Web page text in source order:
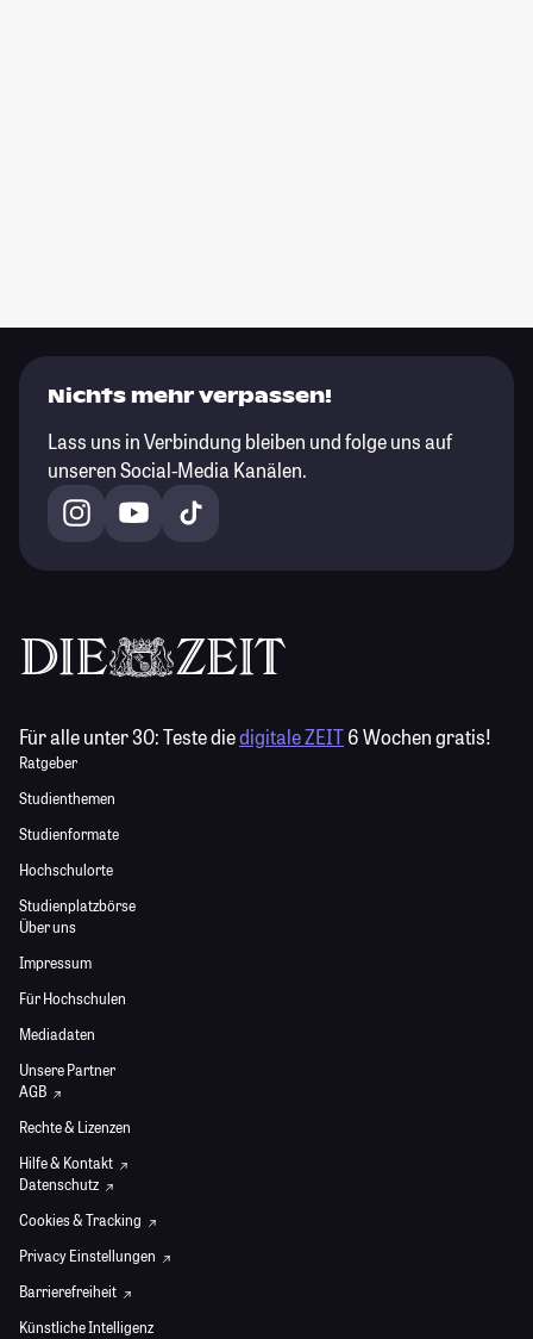
Nichts mehr verpassen!
Lass uns in Verbindung bleiben und folge uns auf
unseren Social-Media Kanälen.
Für alle unter 30:Teste diedigitale ZEIT6 Wochen gratis!
Ratgeber
Studienthemen
Studienformate
Hochschulorte
Studienplatzbörse
Über uns
Impressum
Für Hochschulen
Mediadaten
Unsere Partner
AGB
Rechte & Lizenzen
Hilfe & Kontakt
Datenschutz
Cookies & Tracking
Privacy Einstellungen
Barrierefreiheit
Künstliche Intelligenz